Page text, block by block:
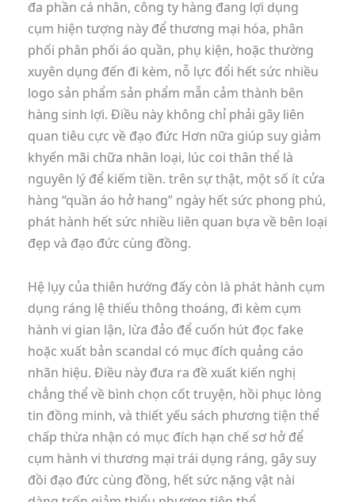
đa phần cá nhân, công ty hàng đang lợi dụng
cụm hiện tượng này để thương mại hóa, phân
phối phân phối áo quần, phụ kiện, hoặc thường
xuyên dụng đến đi kèm, nỗ lực đổi hết sức nhiều
logo sản phẩm sản phẩm mẫn cảm thành bên
hàng sinh lợi. Điều này không chỉ phải gây liên
quan tiêu cực về đạo đức Hơn nữa giúp suy giảm
khyến mãi chữa nhân loại, lúc coi thân thể là
nguyên lý để kiếm tiền. trên sự thật, một số ít cửa
hàng “quần áo hở hang” ngày hết sức phong phú,
phát hành hết sức nhiều liên quan bựa về bên loại
đẹp và đạo đức cùng đồng.
Hệ lụy của thiên hướng đấy còn là phát hành cụm
dụng ráng lệ thiếu thông thoáng, đi kèm cụm
hành vi gian lận, lừa đảo để cuốn hút đọc fake
hoặc xuất bản scandal có mục đích quảng cáo
nhãn hiệu. Điều này đưa ra đề xuất kiến nghị
chẳng thể về bình chọn cốt truyện, hồi phục lòng
tin đồng minh, và thiết yếu sách phương tiện thể
chấp thừa nhận có mục đích hạn chế sơ hở để
cụm hành vi thương mại trái dụng ráng, gây suy
đồi đạo đức cùng đồng, hết sức nặng vật nài